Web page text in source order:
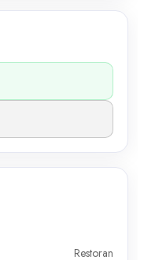
Restoran